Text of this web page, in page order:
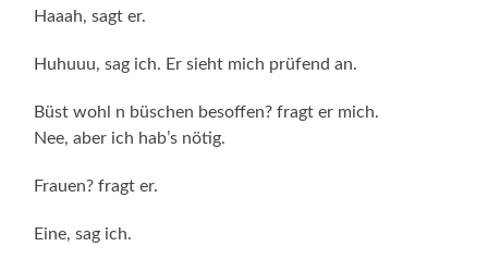
Haaah, sagt er.
Huhuuu, sag ich. Er sieht mich prüfend an.
Büst wohl n büschen besoffen? fragt er mich.
Nee, aber ich hab’s nötig.
Frauen? fragt er.
Eine, sag ich.